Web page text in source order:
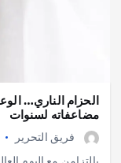
الحزام الناري…
مضاعفاته لسنوات
فريق التحرير